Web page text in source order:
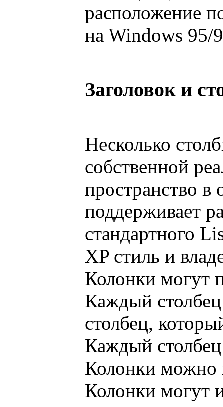
расположение
на Windows 95/
Заголовок и
Несколько
собственной
пространство в
поддерживает
стандартного
XP стиль и
Колонки могут
Каждый
столбец,
Каждый
Колонки можно
Колонки могут